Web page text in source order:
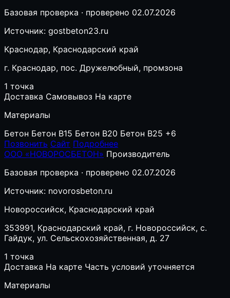
Базовая проверка · проверено 02.07.2026
Источник: gostbeton23.ru
Краснодар, Краснодарский край
г. Краснодар, пос. Дружелюбный, промзона
1 точка
Доставка Самовывоз На карте
Материалы
Бетон Бетон B15 Бетон B20 Бетон B25 +6
Позвонить Сайт Подробнее
ООО «НОВОРОСБЕТОН» Производитель
Базовая проверка · проверено 02.07.2026
Источник: novorosbeton.ru
Новороссийск, Краснодарский край
353991, Краснодарский край, г. Новороссийск, с.
Гайдук, ул. Сельскохозяйственная, д. 27
1 точка
Доставка На карте Часть условий уточняется
Материалы